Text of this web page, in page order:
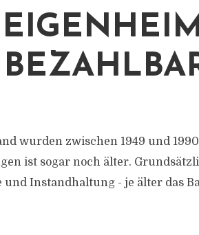
wurden zwischen 1949 und
ist sogar noch älter.
und Instandhaltung - je älter das